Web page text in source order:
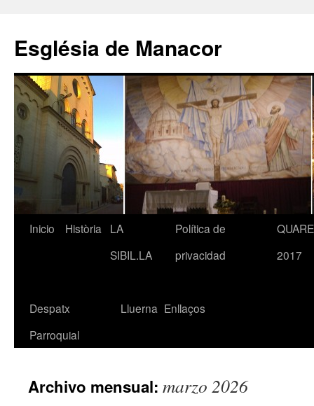
contenido
Església de Manacor
Inicio Història
LA
SIBIL.LA
Política de
privacidad
2017
Despatx
Parroquial
Lluerna Enllaços
Archivo mensual: marzo 2026